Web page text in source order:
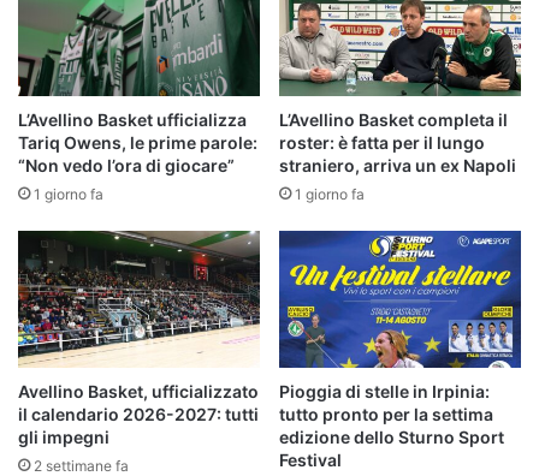
L’Avellino Basket ufficializza
Tariq Owens, le prime parole:
“Non vedo l’ora di giocare”
1 giorno fa
L’Avellino Basket completa il
roster: è fatta per il lungo
straniero, arriva un ex Napoli
1 giorno fa
Avellino Basket, ufficializzato
il calendario 2026-2027: tutti
gli impegni
2 settimane fa
Pioggia di stelle in Irpinia:
tutto pronto per la settima
edizione dello Sturno Sport
Festival